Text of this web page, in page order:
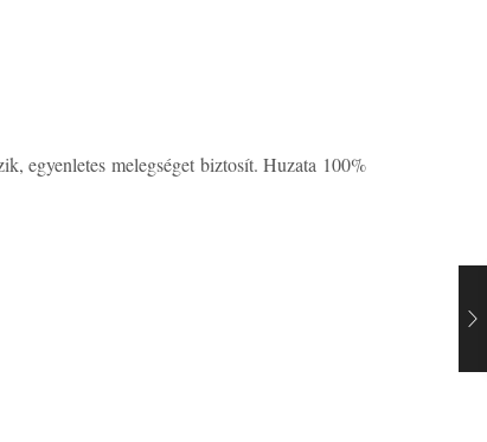
egyenletes melegséget biztosít. Huzata 100%